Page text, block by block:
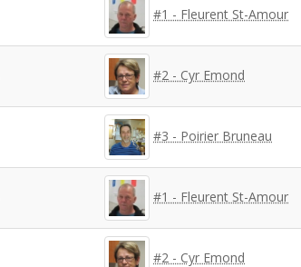
#1 - Fleurent St-Amour
#2 - Cyr Emond
#3 - Poirier Bruneau
#1 - Fleurent St-Amour
#2 - Cyr Emond